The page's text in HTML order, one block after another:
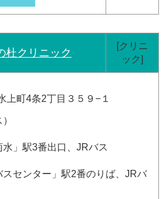
クリニック
[クリニ
ック]
上町4条2丁目３５９−１
」駅3番出口、JRバス
センター」駅2番のりば、JRバ